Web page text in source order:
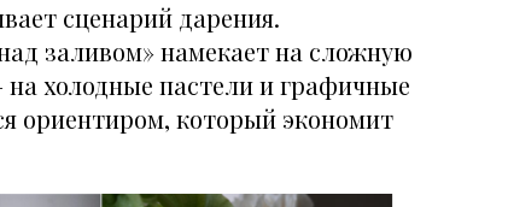
сценарий дарения.
заливом» намекает на сложную
холодные пастели и графичные
ориентиром, который экономит